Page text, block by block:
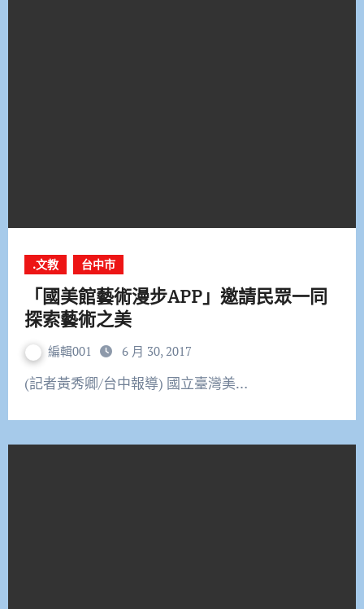
.文教 台中市
「國美館藝術漫步APP」邀請民眾一同
探索藝術之美
編輯001 6 月 30, 2017
(記者黃秀卿/台中報導) 國立臺灣美…